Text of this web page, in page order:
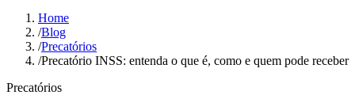
Home
/Blog
/Precatórios
/Precatório INSS: entenda o que é, como e quem pode receber
Precatórios